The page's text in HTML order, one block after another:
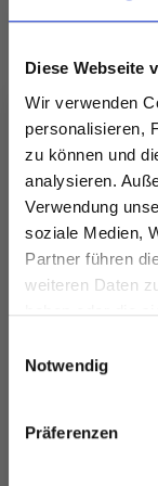
Diese Webseite
Wir verwenden
personalisieren,
zu können und
analysieren.
Verwendung
soziale Medien,
Partner führen
weiteren Daten
haben oder die
Notwendig
Präferenzen
DROPS
Preis ab
ansehen
und